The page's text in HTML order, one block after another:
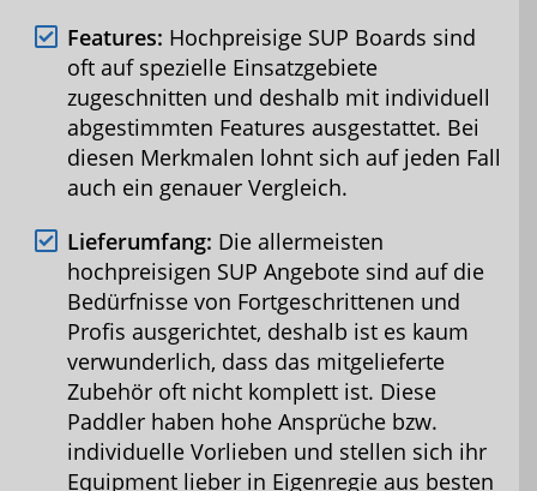
Features: Hochpreisige SUP Boards sind
oft auf spezielle Einsatzgebiete
zugeschnitten und deshalb mit individuell
abgestimmten Features ausgestattet. Bei
diesen Merkmalen lohnt sich auf jeden Fall
auch ein genauer Vergleich.
Lieferumfang: Die allermeisten
hochpreisigen SUP Angebote sind auf die
Bedürfnisse von Fortgeschrittenen und
Profis ausgerichtet, deshalb ist es kaum
verwunderlich, dass das mitgelieferte
Zubehör oft nicht komplett ist. Diese
Paddler haben hohe Ansprüche bzw.
individuelle Vorlieben und stellen sich ihr
Equipment lieber in Eigenregie aus besten